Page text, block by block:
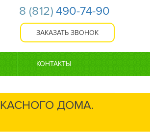
8 (812) 490-74-90
КОНТАКТЫ
ДОМА.